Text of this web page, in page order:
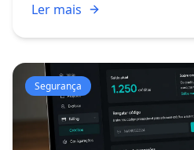
rotina de muitos
e NotebookLM (que pas...
Ler mais
Segurança